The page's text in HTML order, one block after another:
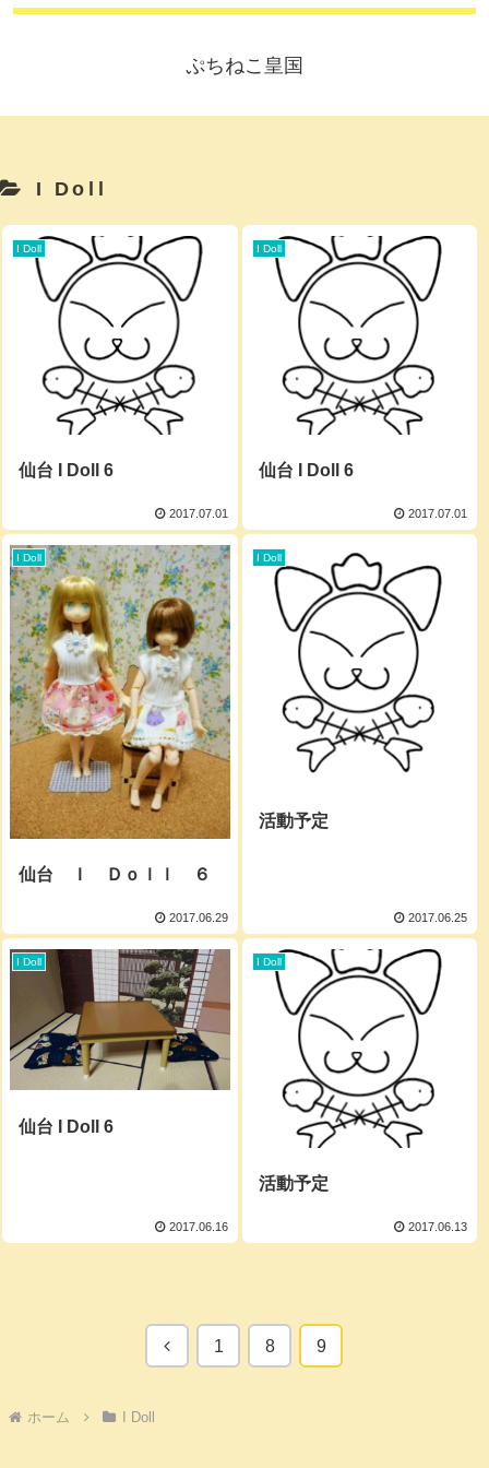
ぷちねこ皇国
I Doll
I Doll
仙台 I Doll 6
2017.07.01
I Doll
仙台 I Doll 6
2017.07.01
I Doll
仙台 Ｉ Ｄｏｌｌ ６
2017.06.29
I Doll
活動予定
2017.06.25
I Doll
仙台 I Doll 6
2017.06.16
I Doll
活動予定
2017.06.13
前 1 8 9
ホーム I Doll